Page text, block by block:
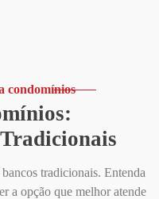
condomínios
tradicionais. Entenda
a opção que melhor atende